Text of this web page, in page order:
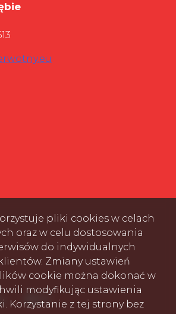
Facebook
Facebook
Facebook
pliki cookies w celach
oraz w celu dostosowania
do indywidualnych
Zmiany ustawień
cookie można dokonać w
modyfikując ustawienia
Korzystanie z tej strony bez